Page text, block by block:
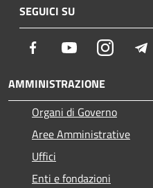
SEGUICI SU
Facebook YoutubeInstagram
AMMINISTRAZIONE
Organi di Governo
Aree Amministrative
Uffici
Enti e fondazioni